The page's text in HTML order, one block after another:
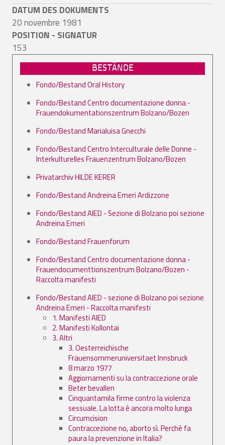
DATUM DES DOKUMENTS
20 novembre 1981
POSITION - SIGNATUR
153
BESTÄNDE
Fondo/Bestand Oral History
Fondo/Bestand Centro documentazione donna -
Frauendokumentationszentrum Bolzano/Bozen
Fondo/Bestand Marialuisa Gnecchi
Fondo/Bestand Centro Interculturale delle Donne -
Interkulturelles Frauenzentrum Bolzano/Bozen
Privatarchiv HILDE KERER
Fondo/Bestand Andreina Emeri Ardizzone
Fondo/Bestand AIED - Sezione di Bolzano poi sezione
Andreina Emeri
Fondo/Bestand Frauenforum
Fondo/Bestand Centro documentazione donna -
Frauendocumenttionszentrum Bolzano/Bozen -
Raccolta manifesti
Fondo/Bestand AIED - sezione di Bolzano poi sezione
Andreina Emeri - Raccolta manifesti
1. Manifesti AIED
2. Manifesti Kollontai
3. Altri
3. Oesterreichische
Frauensommeruniversitaet Innsbruck
8 marzo 1977
Aggiornamenti su la contraccezione orale
Beter bevallen
Cinquantamila firme contro la violenza
sessuale. La lotta è ancora molto lunga
Circumcision
Contraccezione no, aborto sì. Perchè fa
paura la prevenzione in Italia?